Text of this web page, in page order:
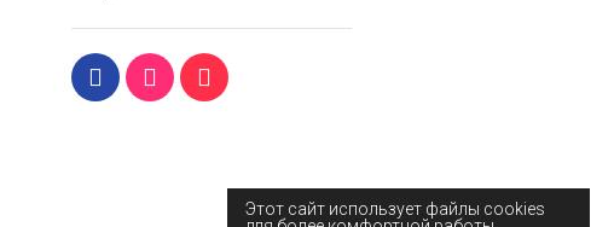
Этот сайт использует файлы cookies